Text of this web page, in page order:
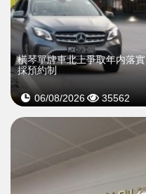
橫琴單牌車北上爭取年内落實
採預約制
06/08/2026 35562